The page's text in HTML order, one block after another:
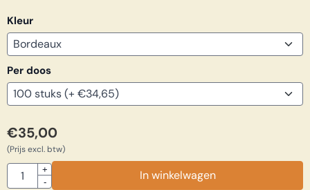
Kleur
Per doos
€35,00
(Prijs excl. btw)
Aantal
+
-
In winkelwagen